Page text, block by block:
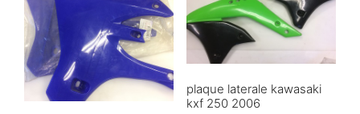
plaque laterale kawasaki
kxf 250 2006